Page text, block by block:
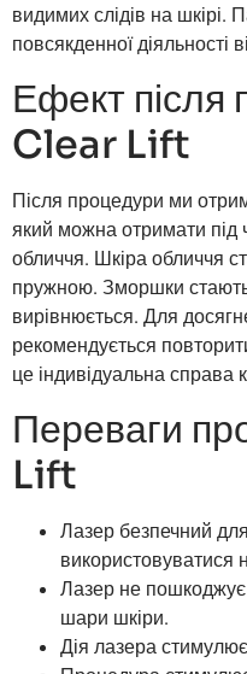
видимих слідів на шкірі.
повсякденної діяльності
Ефект після
Clear Lift
Після процедури ми
який можна отримати під
обличчя. Шкіра обличчя
пружною. Зморшки
вирівнюється. Для
рекомендується
це індивідуальна справа
Переваги
Lift
Лазер безпечний
використовуватися
Лазер не пошкоджує
шари шкіри.
Дія лазера